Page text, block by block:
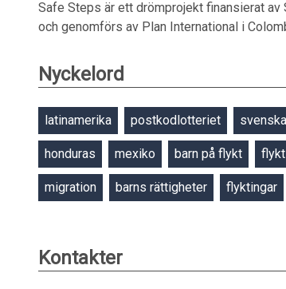
Safe Steps är ett drömprojekt finansierat
och genomförs av Plan International i
Nyckelord
latinamerika postkodlotteriet
honduras mexiko barn på flykt
migration barns rättigheter flyktingar
Kontakter